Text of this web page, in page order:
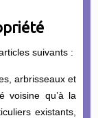
suivants :
arbrisseaux et
voisine qu’à la
existants,